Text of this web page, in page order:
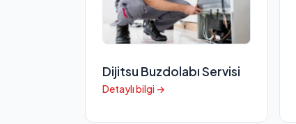
Dijitsu Buzdolabı Servisi
Detaylı bilgi →